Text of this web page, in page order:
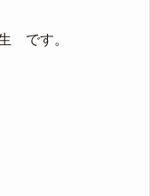
です。